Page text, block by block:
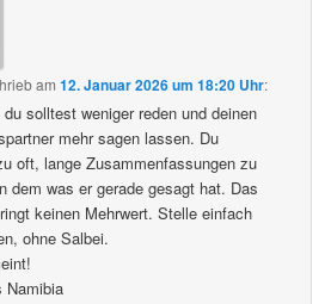
am12. Januar 2026 um 18:20 Uhr:
solltest weniger reden und deinen
mehr sagen lassen. Du
oft, lange Zusammenfassungen zu
dem was er gerade gesagt hat. Das
keinen Mehrwert. Stelle einfach
ohne Salbei.
Namibia